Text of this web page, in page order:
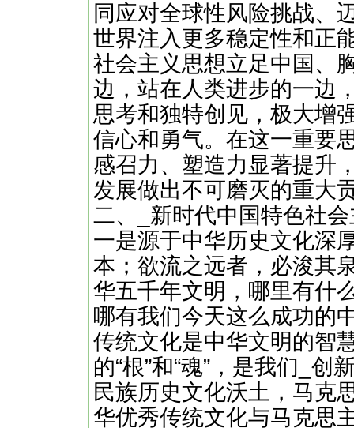
同应对全球性风险挑战、
世界注入更多稳定性和正
社会主义思想立足中国、
边，站在人类进步的一边
思考和独特创见，极大增
信心和勇气。在这一重要
感召力、塑造力显著提升
发展做出不可磨灭的重大
二、_新时代中国特色
一是源于中华历史文化深
本；欲流之远者，必浚其
华五千年文明，哪里有什
哪有我们今天这么成功的
传统文化是中华文明的智
的“根”和“魂”，是我们_
民族历史文化沃土，马克
华优秀传统文化与马克思